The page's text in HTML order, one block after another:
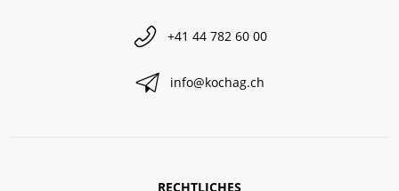
+41 44 782 60 00
info@kochag.ch
RECHTLICHES